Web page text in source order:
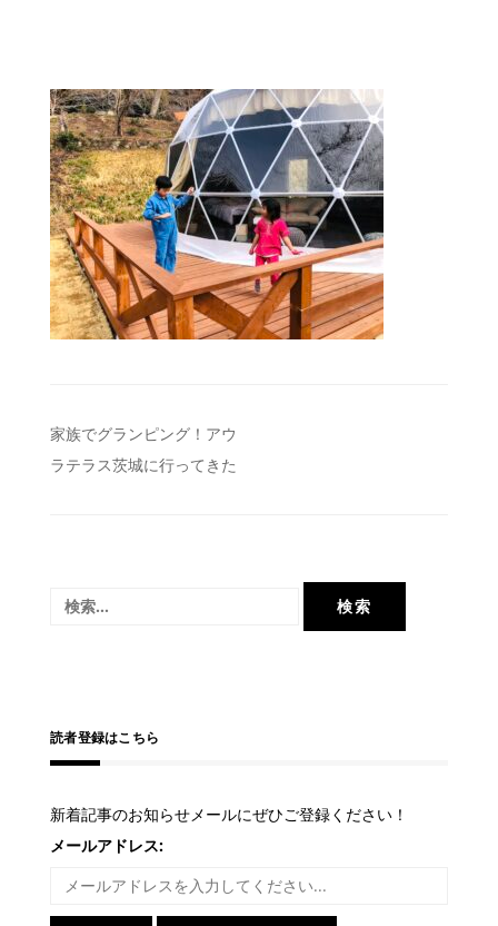
投
稿
ー
ン
家族でグランピング！アウ
ラテラス茨城に行ってきた
読者登録はこちら
新着記事のお知らせメールにぜひご登録ください！
メールアドレス: